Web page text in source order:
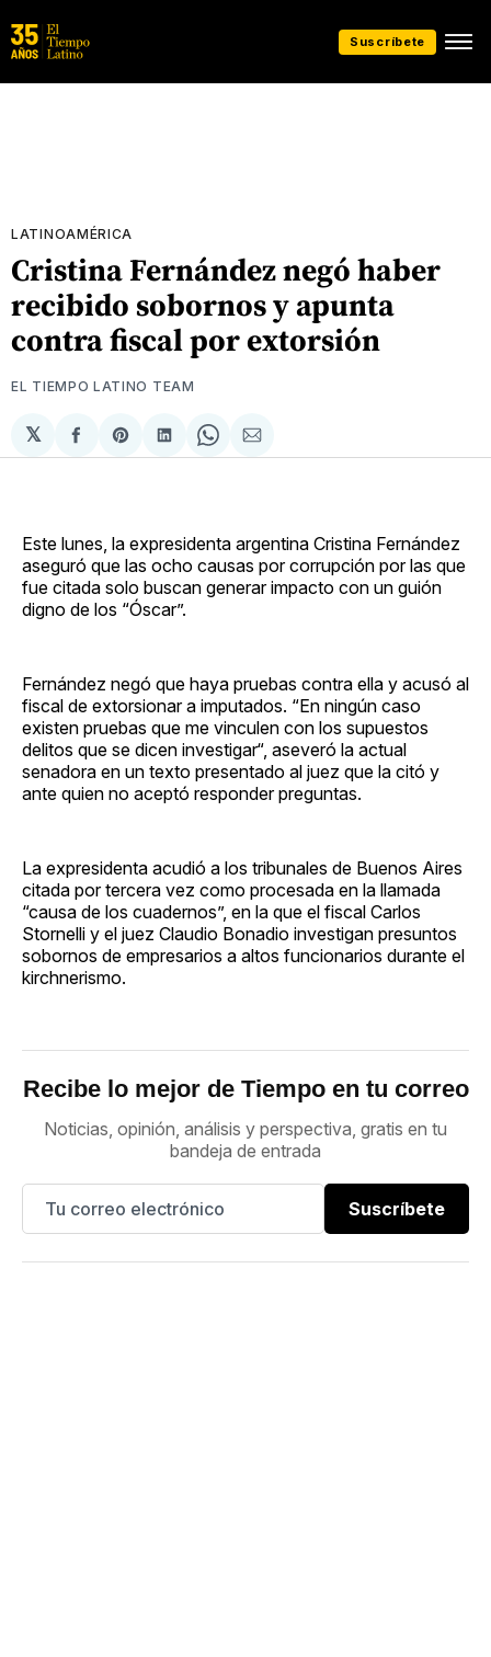
Suscríbete
LATINOAMÉRICA
Cristina Fernández negó haber
recibido sobornos y apunta
contra fiscal por extorsión
EL TIEMPO LATINO TEAM
𝕏
Compartir
en
Share
on
Compartir
en
Share
on
Compartir
via
Este lunes, la expresidenta argentina Cristina Fernández
aseguró que las ocho causas por corrupción por las que
fue citada solo buscan generar impacto con un guión
digno de los “Óscar”.
Fernández negó que haya pruebas contra ella y acusó al
fiscal de extorsionar a imputados. “En ningún caso
existen pruebas que me vinculen con los supuestos
delitos que se dicen investigar“, aseveró la actual
senadora en un texto presentado al juez que la citó y
ante quien no aceptó responder preguntas.
La expresidenta acudió a los tribunales de Buenos Aires
citada por tercera vez como procesada en la llamada
“causa de los cuadernos”, en la que el fiscal Carlos
Stornelli y el juez Claudio Bonadio investigan presuntos
sobornos de empresarios a altos funcionarios durante el
kirchnerismo.
Recibe lo mejor de Tiempo en tu correo
Noticias, opinión, análisis y perspectiva, gratis en tu
bandeja de entrada
Suscríbete